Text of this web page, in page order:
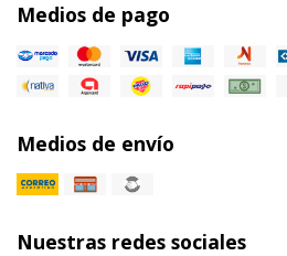
Medios de pago
Medios de envío
Nuestras redes sociales